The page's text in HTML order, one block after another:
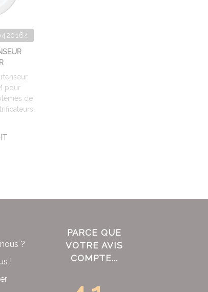
pour
de
?
!
PARCE QUE
VOTRE AVIS
COMPTE...